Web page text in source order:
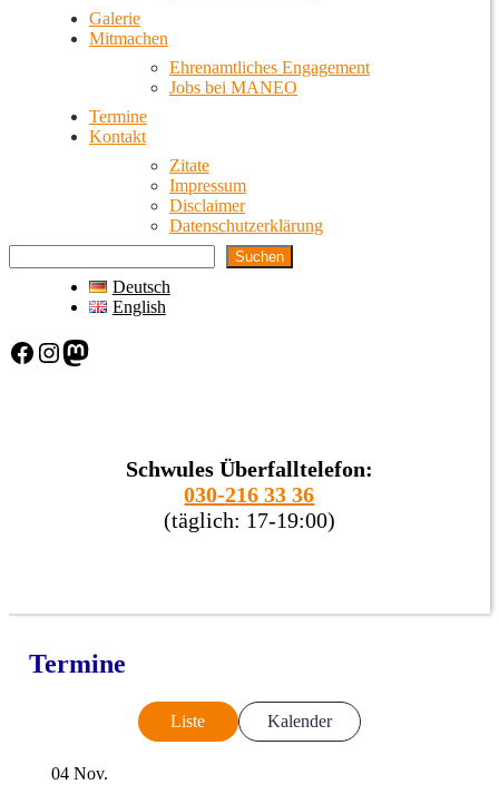
Galerie
Mitmachen
Ehrenamtliches Engagement
Jobs bei MANEO
Termine
Kontakt
Zitate
Impressum
Disclaimer
Datenschutzerklärung
Suchen
Deutsch
English
Facebook Instagram Mastodon
Schwules Überfalltelefon:
030-216 33 36
(täglich: 17-19:00)
Termine
Liste Kalender
04 Nov.